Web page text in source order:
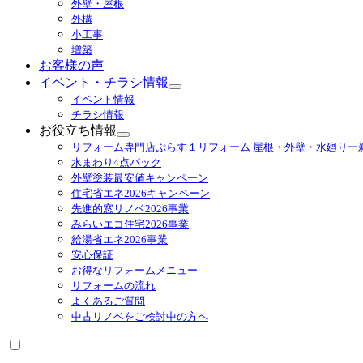
展
外壁・屋根
外構
小工事
増築
お客様の声
イベント・チラシ情報
サ
ュ
を
展
開
イベント情報
チラシ情報
お役立ち情報
サ
ブ
メ
ニ
ュ
ー
を
展
リフォーム専門店ぷらす１リフォーム 屋根・外壁・水廻り一
水まわり4点パック
外壁塗装最安値キャンペーン
住宅省エネ2026キャンペーン
先進的窓リノベ2026事業
みらいエコ住宅2026事業
給湯省エネ2026事業
安心保証
お得なリフォームメニュー
リフォームの流れ
よくあるご質問
中古リノベをご検討中の方へ